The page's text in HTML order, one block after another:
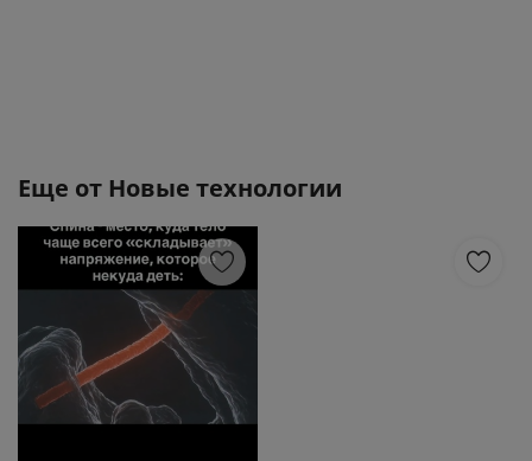
Еще от Новые технологии